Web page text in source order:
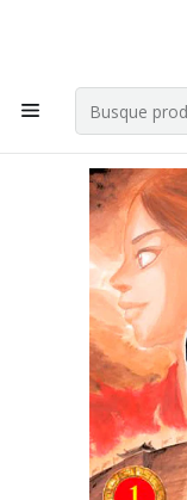
Por compras en
Inicio